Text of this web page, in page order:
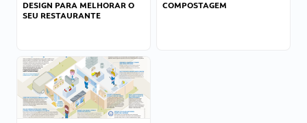
DESIGN PARA MELHORAR O
SEU RESTAURANTE
COMPOSTAGEM